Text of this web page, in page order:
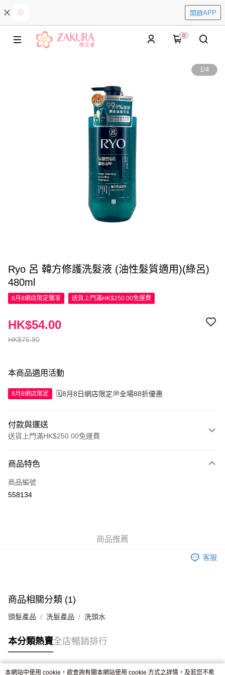
開啟APP
0
1/4
Ryo 呂 韓方修護洗髮液 (油性髮質適用)(綠呂)
480ml
8月8網店限定獨享 送貨上門滿HK$250.00免運費
HK$75.90
HK$54.00
本商品適用活動
8月8網店限定 🗓️8月8日網店限定💭全場88折優惠
付款與運送
送貨上門滿HK$250.00免運費
信用卡
Apple Pay
付款後門市自取，訂單確認後2-4個工作天到店，7天內取。逾期後
商品特色
商品編號
558134
商品推薦
客服
商品相關分類 (1)
頭髮產品 洗髮產品 洗頭水
本分類熱賣全店暢銷排行
本網站中使用 cookie，欲查詢有關本網站使用 cookie 方式之詳情，及若您不希